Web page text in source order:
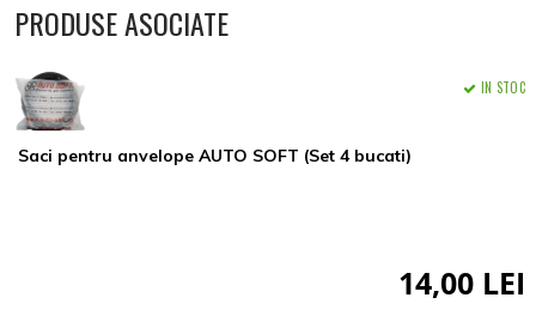
PRODUSE ASOCIATE
Saci pentru anvelope AUTO SOFT (Set 4 bucati)
IN STOC
14,00 LEI